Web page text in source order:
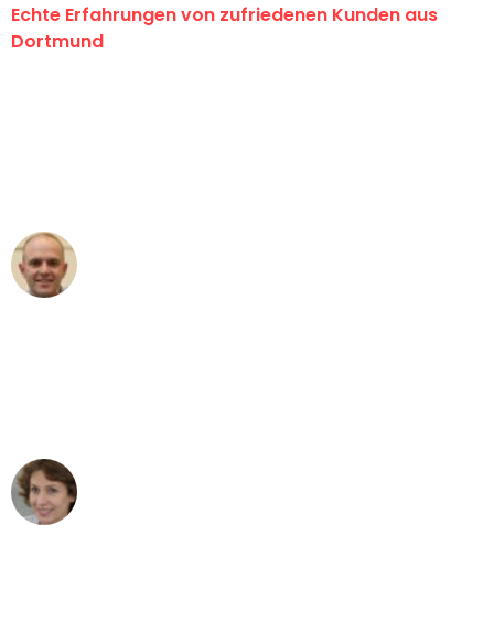
Echte Erfahrungen von zufriedenen Kunden aus
Dortmund